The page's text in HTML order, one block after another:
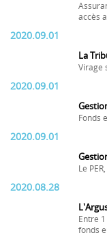
accès
2020.09.01
La
Virage
2020.09.01
Fonds
2020.09.01
Le
2020.08.28
Entre
fonds